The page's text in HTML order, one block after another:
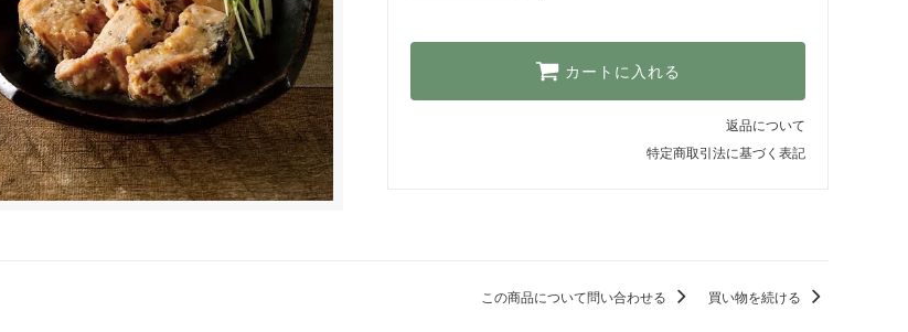
カートに入れる
返品について
特定商取引法に基づく表記
この商品について問い合わせる 買い物を続ける